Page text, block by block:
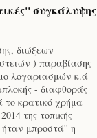
συγκάλυψης
διώξεων -
) παραβίασης
λογαριασμών κ.ά
- διαφθοράς
το κρατικό χρήμα
της τοπικής
μπροστά'' η